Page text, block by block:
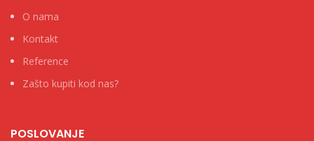
O nama
Kontakt
Reference
Zašto kupiti kod nas?
POSLOVANJE